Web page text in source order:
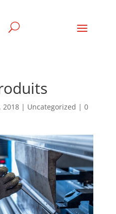
2018| Uncategorized | 0